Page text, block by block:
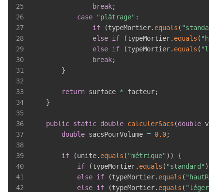
25
break;
26
case "plâtrage" :
27
if (typeMortier. equals (
28
else if (typeMortier. equals (
29
else if (typeMortier. equals (
30
break;
31
}
32
33
return surface * facteur;
34
}
35
36
public static double calculerSacs (double
37
double sacsPourVolume = 0.0;
38
39
if (unite. equals ( "métrique" ) )
{
40
if (typeMortier. equals ( "standard" )
41
else if (typeMortier. equals (
42
else if (typeMortier. equals ( "léger"